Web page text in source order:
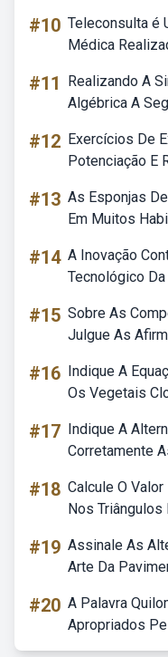
#10 Teleconsulta é
Médica
#11
Realizando A
Algébrica A
#12 Exercícios De
Potenciação E
#13 As Esponjas
Em Muitos
#14 A Inovação
Tecnológico
#15 Sobre As
Julgue As
#16 Indique A
Os Vegetais
#17 Indique A
Corretamente
#18 Calcule O
Nos Triângulos
#19 Assinale As
Arte Da
#20 A Palavra
Apropriados